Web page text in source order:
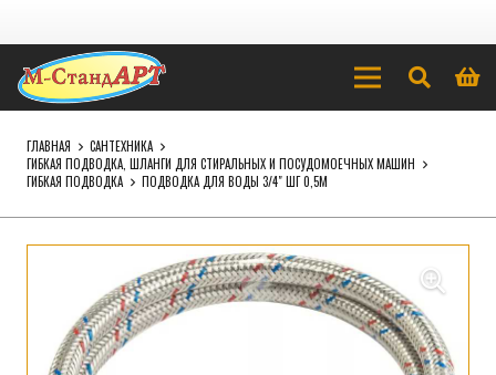
ГЛАВНАЯ
САНТЕХНИКА
ГИБКАЯ ПОДВОДКА, ШЛАНГИ ДЛЯ СТИРАЛЬНЫХ И ПОСУДОМОЕЧНЫХ МАШИН
ГИБКАЯ ПОДВОДКА
ПОДВОДКА ДЛЯ ВОДЫ 3/4″ ШГ 0,5М